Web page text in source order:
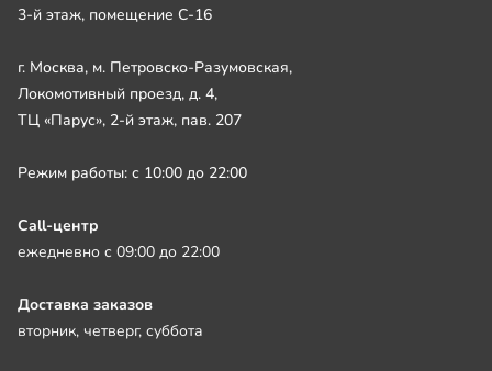
3-й этаж, помещение С-16
г. Москва, м. Петровско-Разумовская,
Локомотивный проезд, д. 4,
ТЦ «Парус», 2-й этаж, пав. 207
Режим работы: с 10:00 до 22:00
Call-центр
ежедневно с 09:00 до 22:00
Доставка заказов
вторник, четверг, суббота